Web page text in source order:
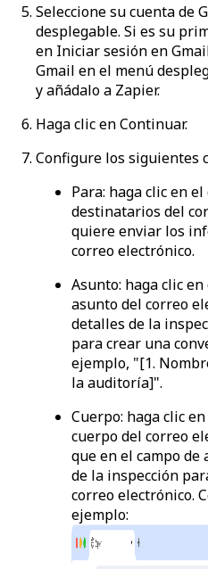
Seleccione su cuenta de
desplegable. Si es su
en Iniciar sesión en
Gmail en el menú
y añádalo a Zapier.
Haga clic enContinuar.
Configure los siguientes
Para: haga clic en
destinatarios del
quiere enviar los
correo electrónico.
Asunto: haga clic
asunto del correo
detalles de la
para crear una
ejemplo, "[1.
la auditoría]".
Cuerpo: haga clic
cuerpo del correo
que en el campo
de la inspección
correo electrónico.
ejemplo: